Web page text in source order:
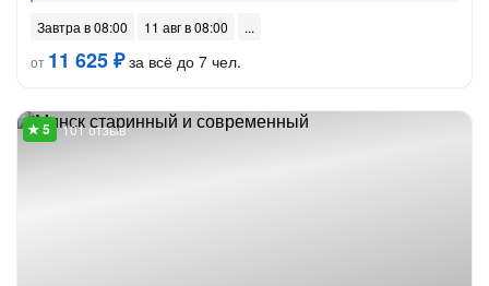
Завтра в 08:00
11 авг в 08:00
от 11 625 ₽за всё до 7 чел.
101 отзыв